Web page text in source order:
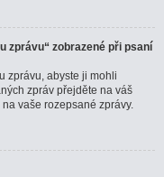
zprávu“ zobrazené při psaní
zprávu, abyste ji mohli
zpráv přejděte na váš
vaše rozepsané zprávy.